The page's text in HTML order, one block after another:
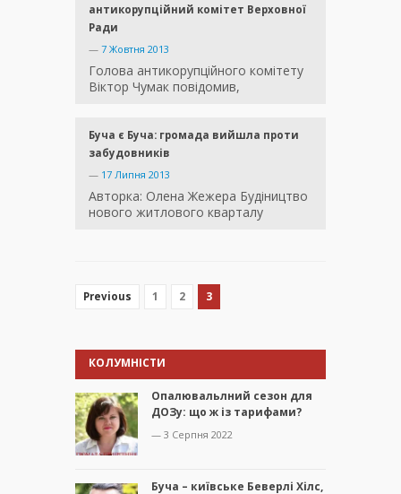
антикорупційний комітет Верховної
Ради
— 7 Жовтня 2013
Голова антикорупційного комітету
Віктор Чумак повідомив,
Буча є Буча: громада вийшла проти
забудовників
— 17 Липня 2013
Авторка: Олена Жежера Будіництво
нового житлового кварталу
Previous 1 2 3
КОЛУМНІСТИ
Опалювальлний сезон для
ДОЗу: що ж із тарифами?
— 3 Серпня 2022
Буча – київське Беверлі Хілс,